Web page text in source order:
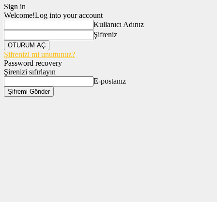
Sign in
Welcome!Log into your account
Kullanıcı Adınız
Şifreniz
Şifrenizi mi unuttunuz?
Password recovery
Şirenizi sıfırlayın
E-postanız